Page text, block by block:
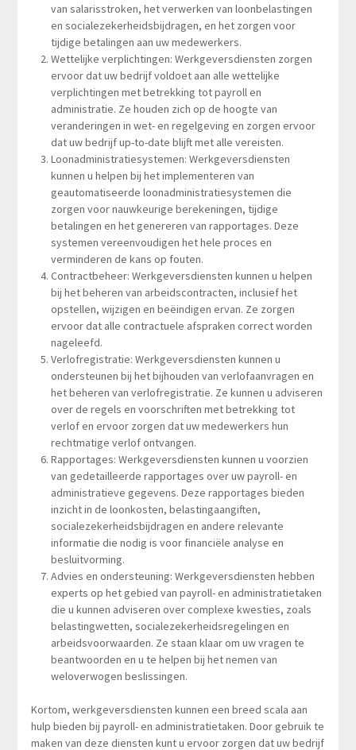
van salarisstroken, het verwerken van loonbelastingen
en socialezekerheidsbijdragen, en het zorgen voor
tijdige betalingen aan uw medewerkers.
Wettelijke verplichtingen: Werkgeversdiensten zorgen
ervoor dat uw bedrijf voldoet aan alle wettelijke
verplichtingen met betrekking tot payroll en
administratie. Ze houden zich op de hoogte van
veranderingen in wet- en regelgeving en zorgen ervoor
dat uw bedrijf up-to-date blijft met alle vereisten.
Loonadministratiesystemen: Werkgeversdiensten
kunnen u helpen bij het implementeren van
geautomatiseerde loonadministratiesystemen die
zorgen voor nauwkeurige berekeningen, tijdige
betalingen en het genereren van rapportages. Deze
systemen vereenvoudigen het hele proces en
verminderen de kans op fouten.
Contractbeheer: Werkgeversdiensten kunnen u helpen
bij het beheren van arbeidscontracten, inclusief het
opstellen, wijzigen en beëindigen ervan. Ze zorgen
ervoor dat alle contractuele afspraken correct worden
nageleefd.
Verlofregistratie: Werkgeversdiensten kunnen u
ondersteunen bij het bijhouden van verlofaanvragen en
het beheren van verlofregistratie. Ze kunnen u adviseren
over de regels en voorschriften met betrekking tot
verlof en ervoor zorgen dat uw medewerkers hun
rechtmatige verlof ontvangen.
Rapportages: Werkgeversdiensten kunnen u voorzien
van gedetailleerde rapportages over uw payroll- en
administratieve gegevens. Deze rapportages bieden
inzicht in de loonkosten, belastingaangiften,
socialezekerheidsbijdragen en andere relevante
informatie die nodig is voor financiële analyse en
besluitvorming.
Advies en ondersteuning: Werkgeversdiensten hebben
experts op het gebied van payroll- en administratietaken
die u kunnen adviseren over complexe kwesties, zoals
belastingwetten, socialezekerheidsregelingen en
arbeidsvoorwaarden. Ze staan klaar om uw vragen te
beantwoorden en u te helpen bij het nemen van
weloverwogen beslissingen.
Kortom, werkgeversdiensten kunnen een breed scala aan
hulp bieden bij payroll- en administratietaken. Door gebruik te
maken van deze diensten kunt u ervoor zorgen dat uw bedrijf